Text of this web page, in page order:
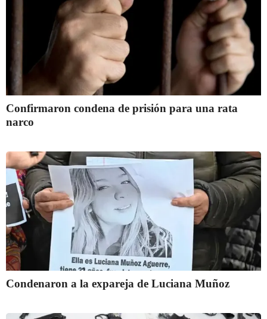
Confirmaron condena de prisión para una rata
narco
Condenaron a la expareja de Luciana Muñoz